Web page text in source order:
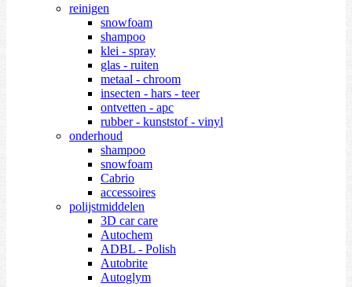
reinigen
snowfoam
shampoo
klei - spray
glas - ruiten
metaal - chroom
insecten - hars - teer
ontvetten - apc
rubber - kunststof - vinyl
onderhoud
shampoo
snowfoam
Cabrio
accessoires
polijstmiddelen
3D car care
Autochem
ADBL - Polish
Autobrite
Autoglym